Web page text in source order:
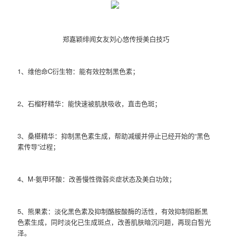
郑嘉颖绯闻女友刘心悠传授美白技巧
1、维他命C衍生物：能有效控制黑色素；
2、石榴籽精华：能快速被肌肤吸收，直击色斑；
3、桑椹精华：抑制黑色素生成，帮助减缓并停止已经开始的“黑色
素传导”过程；
4、M-氨甲环酸：改善慢性微弱炎症状态及美白功效；
5、熊果素：淡化黑色素及抑制酪胺酸酶的活性，有效抑制阻断黑
色素生成，同时淡化已生成斑点，改善肌肤暗沉问题，再现白皙光
泽。